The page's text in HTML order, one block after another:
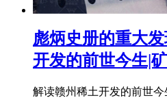
彪炳史册的重大
开发的前世今生|
解读赣州稀土开发的前世